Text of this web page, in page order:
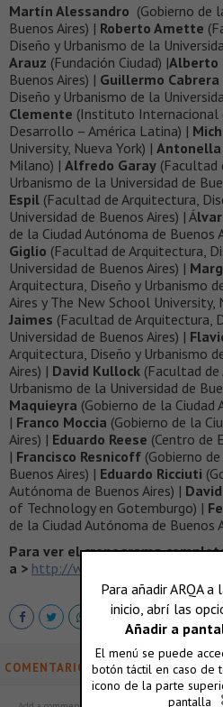
Martín Alessandro (Gobierno de
Buenos Aires) | Roberto Amette
Diseño y Urbanismo de la
Arauz (Fundación Ciudad) |Alberto
Buenos Aires) | Guillermo Cabrera
Diseño y Urbanismo de la
Clemente (Instituto Internacional
Desarrollo – América Latina) |
University, Nueva York) | Antonella
Milano) | Alfredo Garay (Facultad
Urbanismo de la Universidad de
Espil (Facultad de Arquitectura,
Universidad de Buenos Aires) | Á
de la Ciudad Autónoma de Buenos
Giglio (Facultad de Arquitectura,
Universidad de Buenos Aires) |
Arquitectura, Diseño y Urbanismo
Aires y The New School University,
Jaimes (Facultad de Arquitectura,
Universidad de Buenos Aires) |
Arquitectura, Diseño y Urbanismo
Aires) | David Kullock (Facultad
Urbanismo de la Universidad de
Maquieyra (Gobierno de la Ciudad
| Franco Moccia (Gobierno de la
Aires) | Eduardo Reese (Centro de
| Francisco Resnicoff (Gobierno
Buenos Aires) | Eduardo Ricciuti
Autónoma de Buenos Aires) |
of Technology en Gotemburgo) |
de la Ciudad Autónoma de Buenos
Para ver el cronograma
a > http://www.fadu.uba.ar/
COMENTARIOS